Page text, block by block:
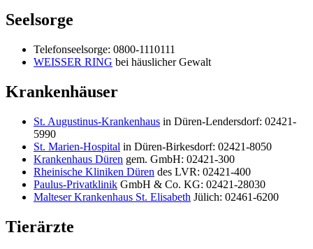
Seelsorge
Telefonseelsorge: 0800-1110111
WEISSER RING bei häuslicher Gewalt
Krankenhäuser
St. Augustinus-Krankenhaus in Düren-Lendersdorf: 02421-
5990
St. Marien-Hospital in Düren-Birkesdorf: 02421-8050
Krankenhaus Düren gem. GmbH: 02421-300
Rheinische Kliniken Düren des LVR: 02421-400
Paulus-Privatklinik GmbH & Co. KG: 02421-28030
Malteser Krankenhaus St. Elisabeth Jülich: 02461-6200
Tierärzte